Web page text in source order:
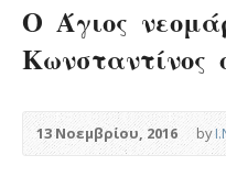
Ο Άγιος
Κωνσταντίνος ο
13 Νοεμβρίου, 2016 by